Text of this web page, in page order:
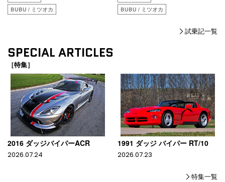
BUBU / ミツオカ
BUBU / ミツオカ
試乗記一覧
SPECIAL ARTICLES
［特集］
2016 ダッジバイパーACR
2026.07.24
1991 ダッジ バイパー RT/10
2026.07.23
特集一覧